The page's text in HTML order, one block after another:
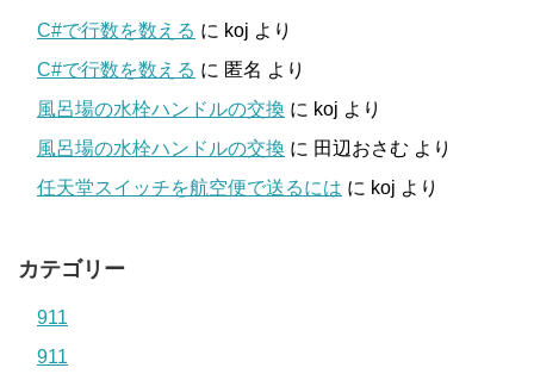
C#で行数を数える に koj より
C#で行数を数える に 匿名 より
風呂場の水栓ハンドルの交換 に koj より
風呂場の水栓ハンドルの交換 に 田辺おさむ より
任天堂スイッチを航空便で送るには に koj より
カテゴリー
911
911